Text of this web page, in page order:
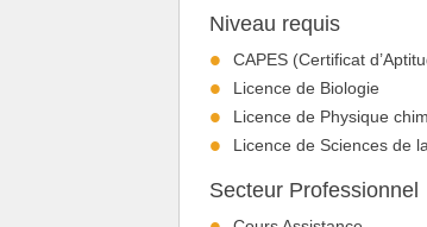
Niveau requis
CAPES (Certificat
Licence de Biologie
Licence de Physique
Licence de Sciences de
Secteur Professionnel